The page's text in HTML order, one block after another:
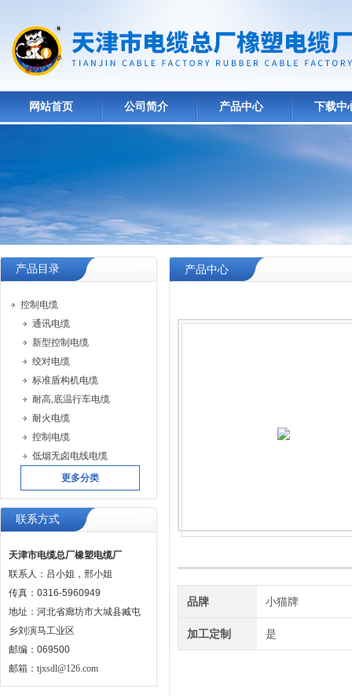
网站首页 公司简介 产品中心 下载中
产品目录
控制电缆
通讯电缆
新型控制电缆
绞对电缆
标准盾构机电缆
耐高,底温行车电缆
耐火电缆
控制电缆
低烟无卤电线电缆
更多分类
联系方式
天津市电缆总厂橡塑电缆厂
联系人：吕小姐，邢小姐
传真：0316-5960949
地址：河北省廊坊市大城县臧屯
乡刘演马工业区
邮编：069500
邮箱： tjxsdl@126.com
产品中心
品牌 小猫牌
加工定制 是